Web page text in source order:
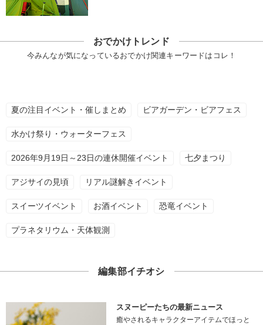
おでかけトレンド
今みんなが気になっているおでかけ関連キーワードはコレ！
夏の注目イベント・催しまとめ ビアガーデン・ビアフェス
水かけ祭り・ウォーターフェス
2026年9月19日～23日の連休開催イベント 七夕まつり
アジサイの見頃 リアル謎解きイベント
スイーツイベント お酒イベント 恐竜イベント
プラネタリウム・天体観測
編集部イチオシ
スヌーピーたちの最新ニュース
癒やされるキャラクターアイテムでほっと